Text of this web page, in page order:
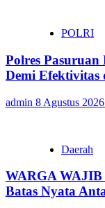
POLRI
Polres
Demi Efektivitas
admin 8 Agustus 2026
Daerah
WARGA
Batas Nyata